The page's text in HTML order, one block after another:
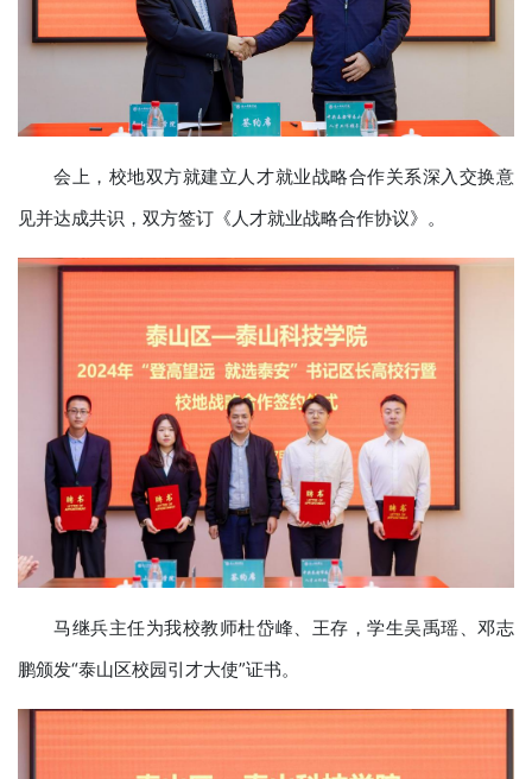
会上，校地双方就建立人才就业战略合作关系深入交换意
见并达成共识，双方签订《人才就业战略合作协议》。
马继兵主任为我校教师杜岱峰、王存，学生吴禹瑶、邓志
鹏颁发“泰山区校园引才大使”证书。